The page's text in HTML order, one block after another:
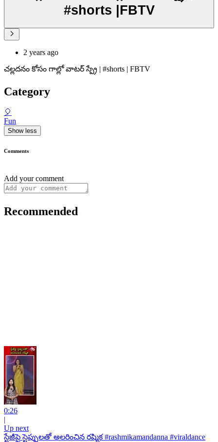
#shorts |FBTV
2 years ago
చల్లదనం కోసం గాల్లో వాటర్ స్ప్రే | #shorts | FBTV
Category
🎈
Fun
Show less
Comments
Add your comment
Recommended
0:26
|
Up next
స్టేజీపై స్టెప్పులతో అలరించిన రష్మిక #rashmikamandanna #viraldance